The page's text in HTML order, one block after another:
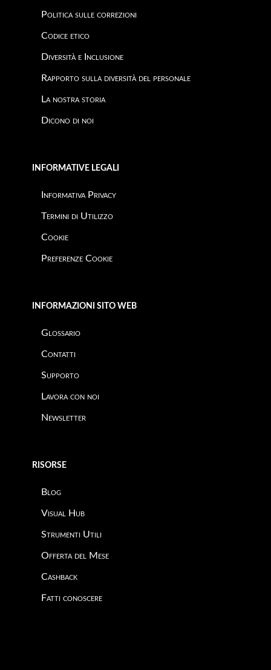
Politica sulle correzioni
Codice etico
Diversità e Inclusione
Rapporto sulla diversità del personale
La nostra storia
Dicono di noi
INFORMATIVE LEGALI
Informativa Privacy
Termini di Utilizzo
Cookie
Preferenze Cookie
INFORMAZIONI SITO WEB
Glossario
Contatti
Supporto
Lavora con noi
Newsletter
RISORSE
Blog
Visual Hub
Strumenti Utili
Offerta del Mese
Cashback
Fatti conoscere